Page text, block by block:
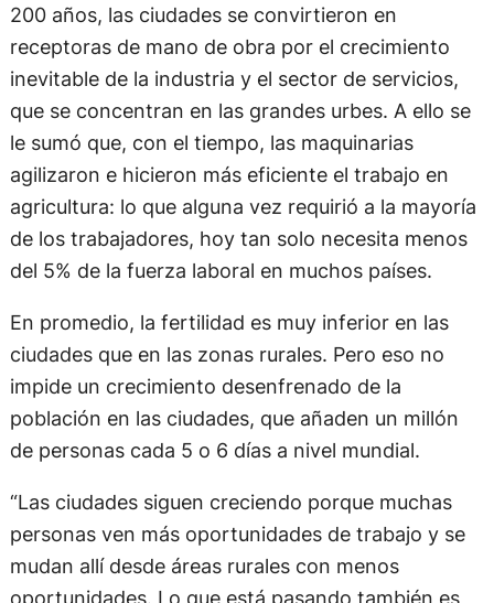
200 años, las ciudades se convirtieron en
receptoras de mano de obra por el crecimiento
inevitable de la industria y el sector de servicios,
que se concentran en las grandes urbes. A ello se
le sumó que, con el tiempo, las maquinarias
agilizaron e hicieron más eficiente el trabajo en
agricultura: lo que alguna vez requirió a la mayoría
de los trabajadores, hoy tan solo necesita menos
del 5% de la fuerza laboral en muchos países.
En promedio, la fertilidad es muy inferior en las
ciudades que en las zonas rurales. Pero eso no
impide un crecimiento desenfrenado de la
población en las ciudades, que añaden un millón
de personas cada 5 o 6 días a nivel mundial.
“Las ciudades siguen creciendo porque muchas
personas ven más oportunidades de trabajo y se
mudan allí desde áreas rurales con menos
oportunidades. Lo que está pasando también es